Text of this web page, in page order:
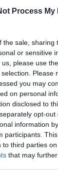
Process My
the sale, sharing
or sensitive
please use
Please
you may
on personal
disclosed to
opt-
information
participants.
to third parties
that may